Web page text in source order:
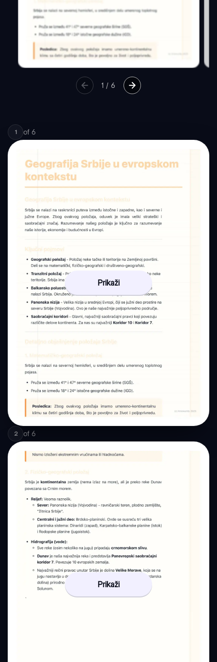
1 /6
1 of 6
Prikaži
2 of 6
Prikaži